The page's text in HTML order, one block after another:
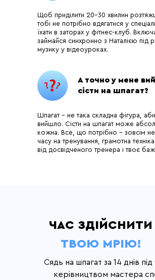
Щоб приділити 20-30 хвилин
тобі не потрібно вдягатися у
їхати в заторах у фітнес-клуб.
займайся синхронно з Наталією під
музику у відеоуроках.
А точно у мене
сісти на шпагат?
Шпагат – не така складна фігура,
вийшло. Сісти на шпагат може
кожна. Все, що потрібно – зовсім
часу на тренування, грамотна
від досвідченого тренера і твоє
ЧАС ЗДІЙСНИТИ
ТВОЮ МРІЮ!
Сядь на шпагат за 14 днів
керівництвом мастера